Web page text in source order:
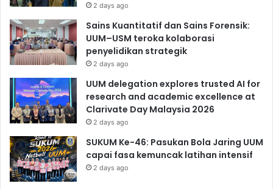
2 days ago
Sains Kuantitatif dan Sains Forensik:
UUM–USM teroka kolaborasi
penyelidikan strategik
2 days ago
UUM delegation explores trusted AI for
research and academic excellence at
Clarivate Day Malaysia 2026
2 days ago
SUKUM Ke-46: Pasukan Bola Jaring UUM
capai fasa kemuncak latihan intensif
2 days ago